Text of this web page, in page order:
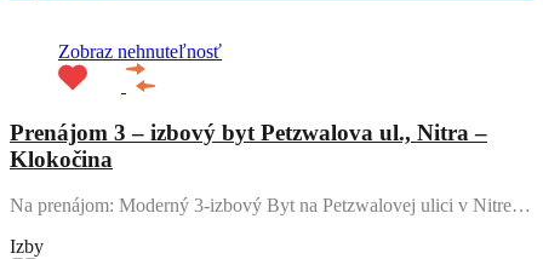
Zobraz nehnuteľnosť
Prenájom 3 – izbový byt Petzwalova ul., Nitra –
Klokočina
Na prenájom: Moderný 3-izbový Byt na Petzwalovej ulici v Nitre…
Izby